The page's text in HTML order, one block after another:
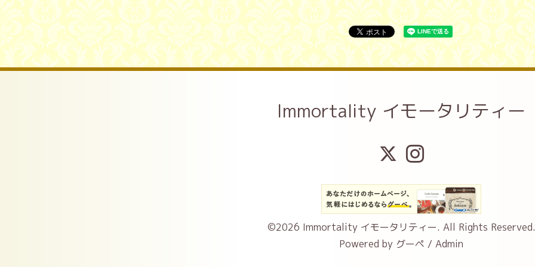
Immortality イモータリティー
©2026 Immortality イモータリティー. All Rights Reserved.
Powered by グーペ / Admin